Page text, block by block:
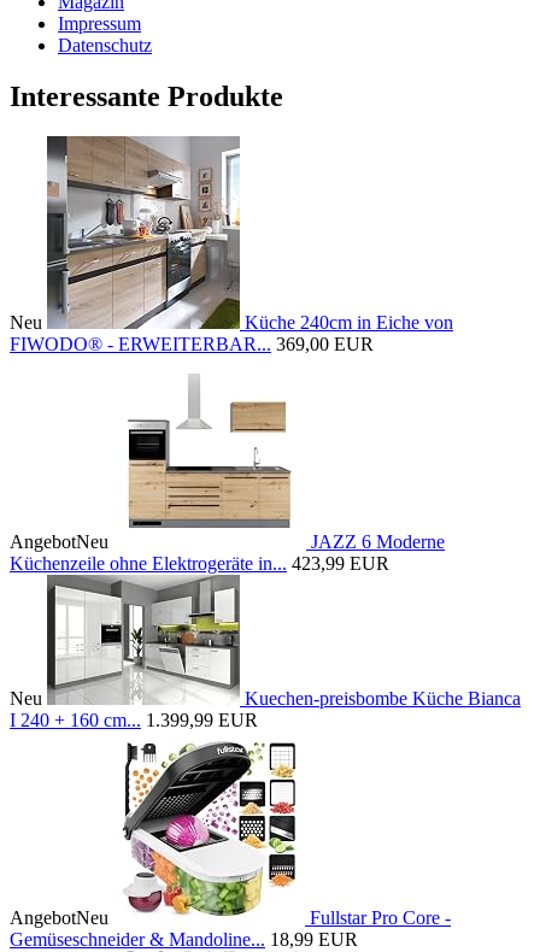
Impressum
Datenschutz
Interessante Produkte
Neu
Küche 240cm in Eiche von
FIWODO® - ERWEITERBAR... 369,00 EUR
AngebotNeu
JAZZ 6 Moderne
Küchenzeile ohne Elektrogeräte in... 423,99 EUR
Neu
Kuechen-preisbombe Küche Bianca
I 240 + 160 cm... 1.399,99 EUR
AngebotNeu
Fullstar Pro Core -
Gemüseschneider & Mandoline... 18,99 EUR